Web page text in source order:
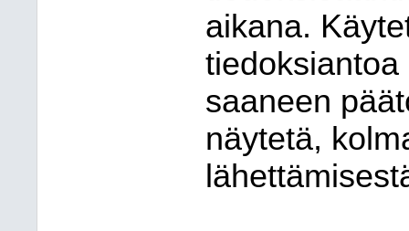
aikana.
saaneen
näytetä,